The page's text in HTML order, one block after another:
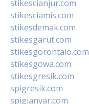
stikescianjur.com
stikesciamis.com
stikesdemak.com
stikesgarut.com
stikesgorontalo.com
stikesgowa.com
stikesgresik.com
spigresik.com
spigianyar.com